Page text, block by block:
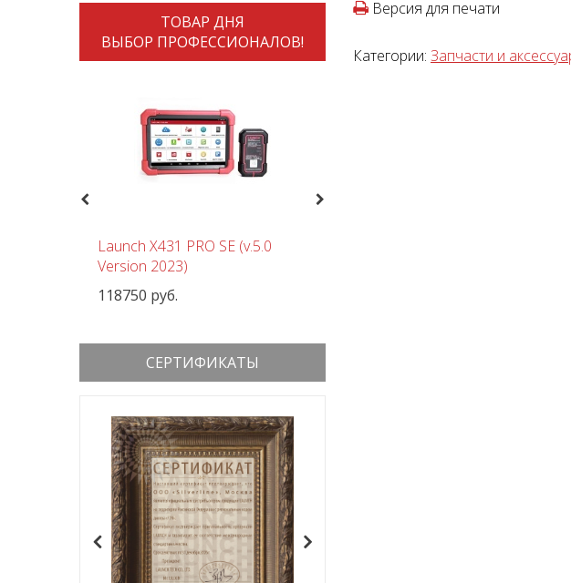
ТОВАР ДНЯ
ВЫБОР ПРОФЕССИОНАЛОВ!
Previous
Launch X431 PRO SE (v.5.0
Version 2023)
118750 руб.
Next
СЕРТИФИКАТЫ
Версия для печати
Категории:Запчасти и